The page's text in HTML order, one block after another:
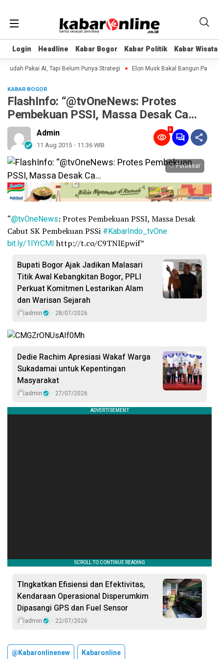
Login Headline Kabar Bogor Kabar Politik Kabar Wisata
Login Headline Kabar Bogor Kabar Politik Kabar Wisata
Pakai AI, Tapi Belum Punya Strategi Elon Musk Bakal Bangun Pabrik
KABAR BOGOR
FlashInfo: “@tvOneNews: Protes
Pembekuan PSSI, Massa Desak Ca…
Admin
11 Aug 2015 - 11:36 WIB
8
Perbesar
“@tvOneNews: Protes Pembekuan PSSI, Massa Desak
Cabut SK Pembekuan PSSi #KabarIndo_tvOne
bit.ly/1IYrCMIhttp://t.co/C9TNlEpwif”
Bupati Bogor Ajak Jadikan Malasari
Titik Awal Kebangkitan Bogor, PPLI
Perkuat Komitmen Lestarikan Alam
dan Warisan Sejarah
admin 28/07/2026
Dedie Rachim Apresiasi Wakaf Warga
Sukadamai untuk Kepentingan
Masyarakat
admin 27/07/2026
TIngkatkan Efisiensi dan Efektivitas,
Kendaraan Operasional Disperumkim
Dipasangi GPS dan Fuel Sensor
admin 22/07/2026
@kabaronlinenew Kabaronline